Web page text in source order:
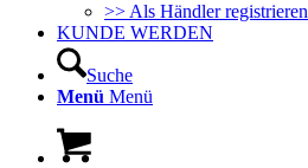
>> Als Händler registrieren
KUNDE WERDEN
Suche
Menü Menü